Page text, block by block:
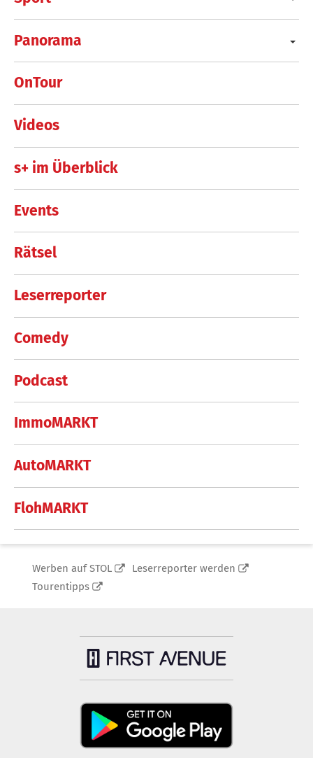
Panorama
OnTour
Videos
s+ im Überblick
Events
Rätsel
Leserreporter
Comedy
Podcast
ImmoMARKT
AutoMARKT
FlohMARKT
Werben auf STOL
Leserreporter werden
Tourentipps